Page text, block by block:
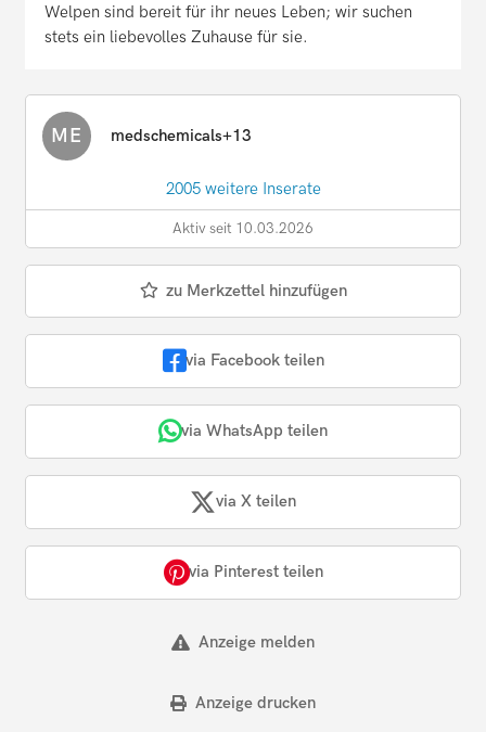
Welpen sind bereit für ihr neues Leben; wir suchen
stets ein liebevolles Zuhause für sie.
ME medschemicals+13
2005 weitere Inserate
Aktiv seit 10.03.2026
zu Merkzettel hinzufügen
via Facebook teilen
via WhatsApp teilen
via X teilen
via Pinterest teilen
Anzeige melden
Anzeige drucken